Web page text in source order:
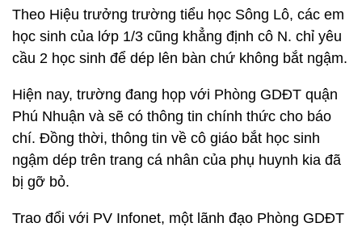
Theo Hiệu trưởng trường tiểu học Sông Lô, các em
học sinh của lớp 1/3 cũng khẳng định cô N. chỉ yêu
cầu 2 học sinh để dép lên bàn chứ không bắt ngậm.
Hiện nay, trường đang họp với Phòng GDĐT quận
Phú Nhuận và sẽ có thông tin chính thức cho báo
chí. Đồng thời, thông tin về cô giáo bắt học sinh
ngậm dép trên trang cá nhân của phụ huynh kia đã
bị gỡ bỏ.
Trao đổi với PV Infonet, một lãnh đạo Phòng GDĐT